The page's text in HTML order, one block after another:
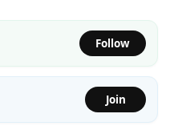
Follow
Join